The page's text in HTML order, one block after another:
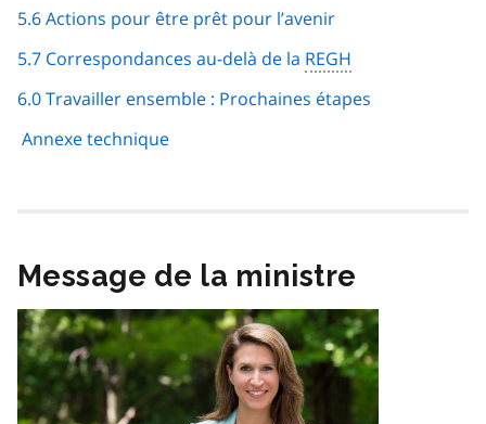
5.6 Actions pour être prêt pour l’avenir
5.7 Correspondances au-delà de la REGH
6.0 Travailler ensemble : Prochaines étapes
Annexe technique
Message de la ministre